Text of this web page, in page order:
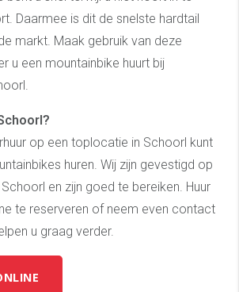
Daarmee is dit de snelste hardtail
markt. Maak gebruik van deze
u een mountainbike huurt bij
op een toplocatie in Schoorl kunt
huren. Wij zijn gevestigd op
en zijn goed te bereiken. Huur
te reserveren of neem even contact
u graag verder.